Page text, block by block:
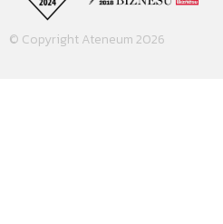
© Copyright Ateneum 2026